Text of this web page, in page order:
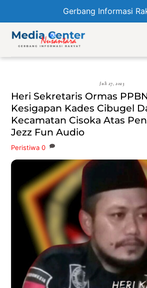
Gerbang Informasi
content
Juli 27, 2023
Heri Sekretaris Ormas
Kesigapan Kades Cibugel
Kecamatan Cisoka Atas
Jezz Fun Audio
Peristiwa 0